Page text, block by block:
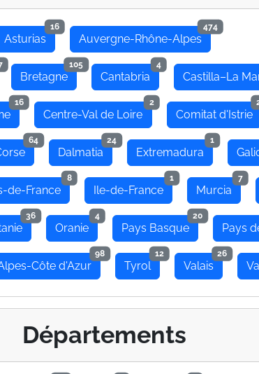
Asturias
16
Auvergne-Rhône-Alpes
474
Bretagne
105
Cantabria
4
Castilla–La
16
Centre-Val de Loire
2
Comitat d'Istrie
64
Dalmatia
24
Extremadura
1
de-France
8
Ile-de-France
1
Murcia
7
36
Oranie
4
Pays Basque
20
Pays
Côte d'Azur
98
Tyrol
12
Valais
26
Départements